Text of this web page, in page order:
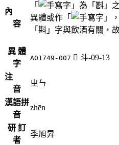
內
容
「 」為「斟」
異體或作「
」
「斟」字與飲酒有關，
異 體
字
A01749-007 󲡆 斗-09-13
注
音
ㄓㄣ
漢語拼
音
zhēn
研 訂
者
季旭昇